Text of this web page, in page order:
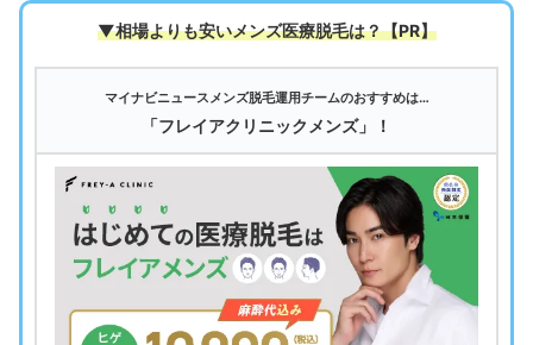
▼相場よりも安いメンズ医療脱毛は？【PR】
マイナビニュースメンズ脱毛運用チームのおすすめは…
「フレイアクリニックメンズ」！